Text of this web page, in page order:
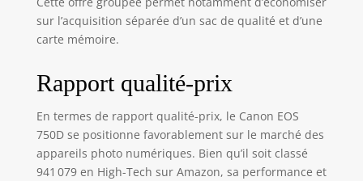
sur l’acquisition séparée d’un sac de qualité et d’une
carte mémoire.
Rapport qualité-prix
En termes de rapport qualité-prix, le Canon EOS
750D se positionne favorablement sur le marché des
appareils photo numériques. Bien qu’il soit classé
941 079 en High-Tech sur Amazon, sa performance et